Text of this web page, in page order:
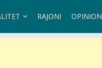
RAJONI OPINION